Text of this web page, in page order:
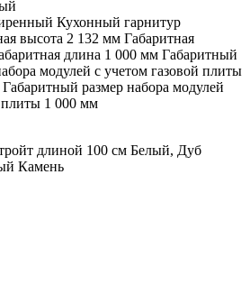
Кухонный гарнитур
высота 2 132 мм Габаритная
длина 1 000 мм Габаритный
модулей с учетом газовой плиты
размер набора модулей
плиты 1 000 мм
длиной 100 см Белый, Дуб
Камень